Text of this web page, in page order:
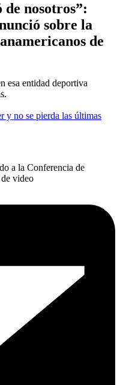
de nosotros”:
sobre la
de
esa entidad deportiva
y no se pierda las últimas
a la Conferencia de
video